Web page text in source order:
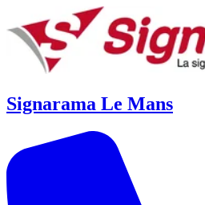
Signarama Le Mans